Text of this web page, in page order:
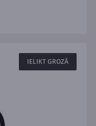
IELIKT GROZĀ